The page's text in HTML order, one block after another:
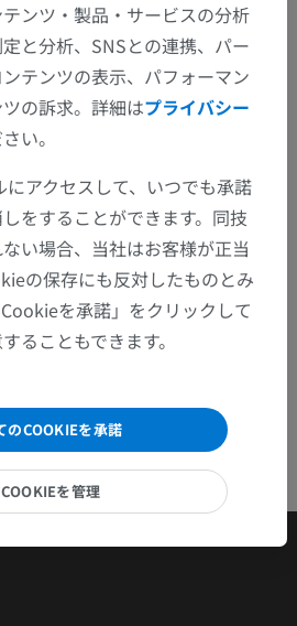
たか？
善の提案がありましたらどう
ンツ・製品・サービスの分析
と分析、SNSとの連携、パー
テンツの表示、パフォーマン
の訴求。詳細はプライバシー
い。
アクセスして、いつでも承諾
をすることができます。同技
い場合、当社はお客様が正当
の保存にも反対したものとみ
を承諾」をクリックして
ることもできます。
のCOOKIEを承諾
COOKIEを管理